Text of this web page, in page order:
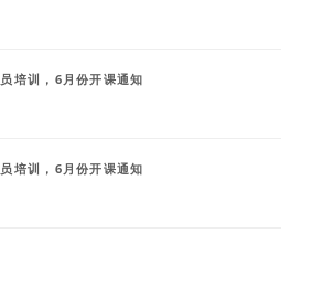
培训，6月份开课通知
培训，6月份开课通知